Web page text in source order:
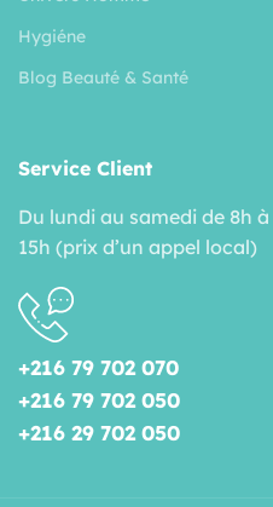
Hygiéne
Blog Beauté & Santé
Service Client
Du lundi au samedi de 8h
15h (prix d’un appel local)
+216 79 702 070
+216 79 702 050
+216 29 702 050